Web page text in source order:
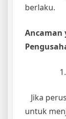
berlaku.
Ancaman
Jika
untuk